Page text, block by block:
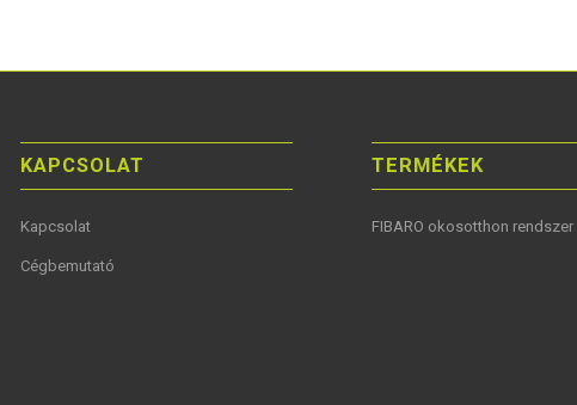
KAPCSOLAT
Kapcsolat
Cégbemutató
TERMÉKEK
FIBARO okosotthon rendszer